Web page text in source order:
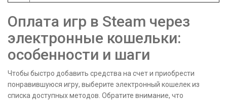
Оплата игр в Steam через
электронные кошельки:
особенности и шаги
Чтобы быстро добавить средства на счет и приобрести
понравившуюся игру, выберите электронный кошелек из
списка доступных методов. Обратите внимание, что